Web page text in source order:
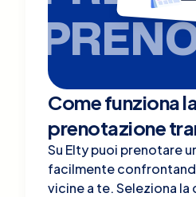
Come funziona
prenotazione
Su Elty puoi prenotare
facilmente
vicine a te. Seleziona la